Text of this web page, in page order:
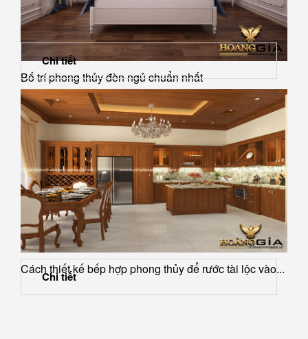
Bố trí phong thủy đèn ngủ chuẩn nhất
Chi tiết
Cách thiết kế bếp hợp phong thủy để rước tài lộc vào...
Chi tiết